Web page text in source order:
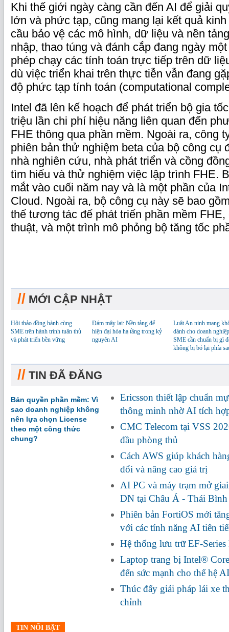
Khi thế giới ngày càng cần đến AI để giải
lớn và phức tạp, cũng mang lại kết quả
cầu bảo vệ các mô hình, dữ liệu và nền
nhập, thao túng và đánh cắp đang ngày
phép chạy các tính toán trực tiếp trên dữ
dù việc triển khai trên thực tiễn vẫn đang
độ phức tạp tính toán (computational
Intel đã lên kế hoạch để phát triển bộ gia
triệu lần chi phí hiệu năng liên quan đến
FHE thông qua phần mềm. Ngoài ra, công
phiên bản thử nghiệm beta của bộ công cụ
nhà nghiên cứu, nhà phát triển và cồng
tìm hiểu và thử nghiệm việc lập trình FHE.
mắt vào cuối năm nay và là một phần của
Cloud. Ngoài ra, bộ công cụ này sẽ bao
thể tương tác để phát triển phần mềm
thuật, và một trình mô phỏng bộ tăng tốc
// MỚI CẬP NHẬT
Hội thảo đồng hành cùng
SME trên hành trình tuân thủ
và phát triển bền vững
Đám mây lai: Nền tảng để
hiện đại hóa hạ tầng trong kỷ
nguyên AI
Luật An ninh mạng
dành cho doanh
SME cần chuẩn bị gì
không bị bỏ lại phía
// TIN ĐÃ ĐĂNG
Bản quyền phần mềm: Vì
sao doanh nghiệp không
nên lựa chọn License
theo một công thức
chung?
Ericsson thiết lập chuẩn
thông minh nhờ AI tích
CMC Telecom tại VSS
đầu phòng thủ
Cách AWS giúp khách
đổi và nâng cao giá trị
AI PC và máy trạm mở
DN tại Châu Á - Thái
Phiên bản FortiOS mới
với các tính năng AI tiên
Hệ thống lưu trữ EF-
Laptop trang bị Intel®
đến sức mạnh cho thế hệ
Thúc đẩy giải pháp lái xe
chỉnh
TIN NỔI BẬT